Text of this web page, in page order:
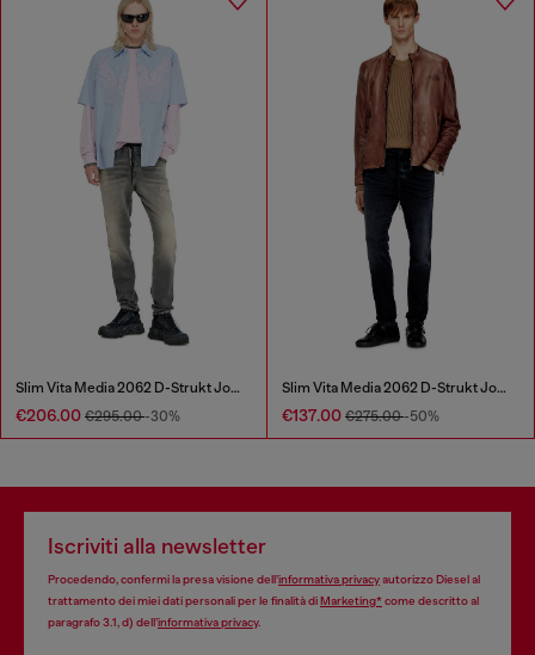
Slim Vita Media 2062 D-Strukt Joggjeans®
€206.00 €295.00-30%
Slim Vita Media 2062 D-Strukt Joggjeans®
€137.00 €275.00-50%
Iscriviti alla newsletter
Procedendo, confermi la presa visione dell’informativa privacyautorizzo Diesel al
trattamento dei miei dati personali per le finalità diMarketing*come descritto al
paragrafo 3.1, d) dell’informativa privacy.